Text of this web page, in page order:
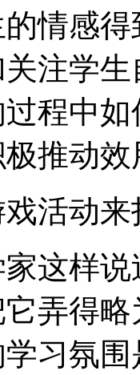
情感
注学
程中
推动
活动
这样
弄得
习氛